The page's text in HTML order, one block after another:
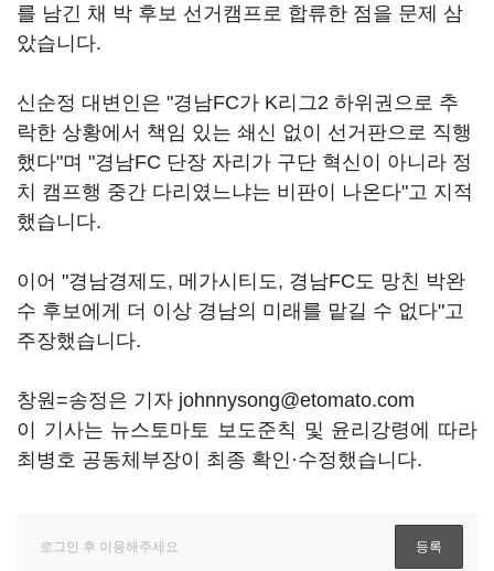
를 남긴 채 박 후보 선거캠프로 합류한 점을 문제 삼
았습니다.
신순정 대변인은 "경남FC가 K리그2 하위권으로 추
락한 상황에서 책임 있는 쇄신 없이 선거판으로 직행
했다"며 "경남FC 단장 자리가 구단 혁신이 아니라 정
치 캠프행 중간 다리였느냐는 비판이 나온다"고 지적
했습니다.
이어 "경남경제도, 메가시티도, 경남FC도 망친 박완
수 후보에게 더 이상 경남의 미래를 맡길 수 없다"고
주장했습니다.
창원=송정은 기자 johnnysong@etomato.com
이 기사는 뉴스토마토 보도준칙 및 윤리강령에 따라
최병호 공동체부장이 최종 확인·수정했습니다.